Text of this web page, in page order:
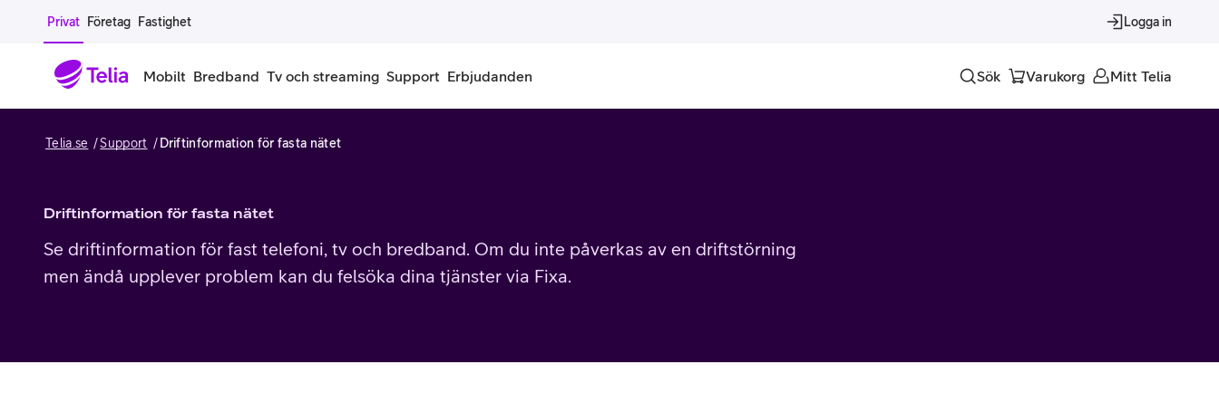
Gå till sidans innehåll
Privat Företag Fastighet Logga in
Mobilt
Mobiltelefoner
Google Pixel
Begagnade mobiltelefoner
Mobilabonnemang
Extra användare
Bredband Tv och streaming Support Erbjudanden Sök Varukorg Mitt Telia
Telia.se Support Driftinformation för fasta nätet
Driftinformation för fasta nätet
Se driftinformation för fast telefoni, tv och bredband. Om du inte påverkas av en driftstörning
men ändå upplever problem kan du felsöka dina tjänster via Fixa.